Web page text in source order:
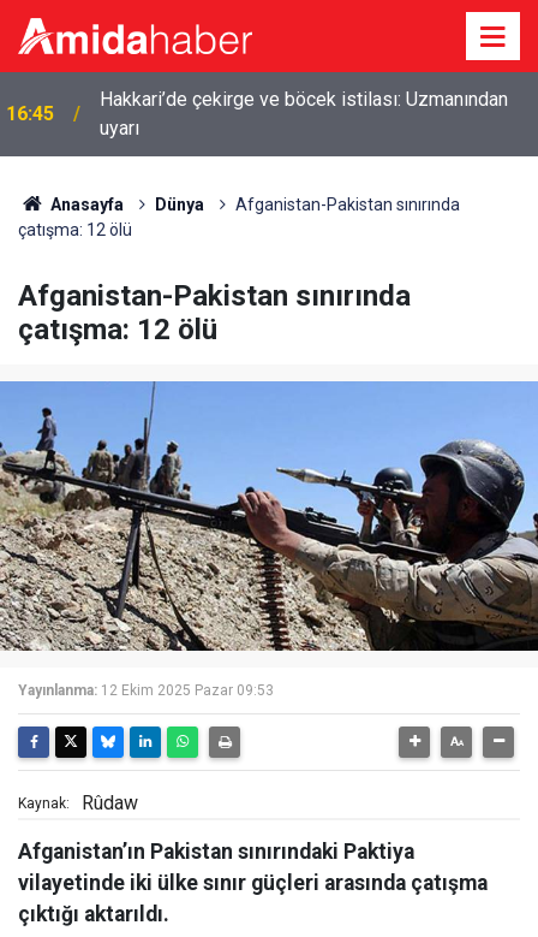
16:45
Hakkari’de çekirge ve böcek istilası: Uzmanından
uyarı
Anasayfa Dünya
Afganistan-Pakistan sınırında
çatışma: 12 ölü
Afganistan-Pakistan sınırında
çatışma: 12 ölü
Yayınlanma: 12 Ekim 2025 Pazar 09:53
Kaynak: Rûdaw
Afganistan’ın Pakistan sınırındaki Paktiya
vilayetinde iki ülke sınır güçleri arasında çatışma
çıktığı aktarıldı.